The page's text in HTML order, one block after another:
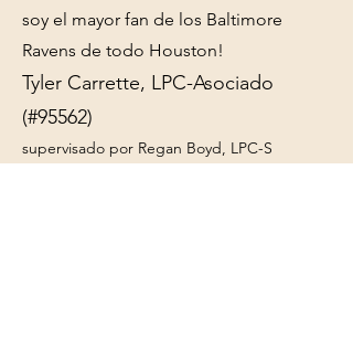
soy el mayor fan de los Baltimore
Ravens de todo Houston!
Tyler Carrette, LPC-Asociado
(#95562)
supervisado por Regan Boyd, LPC-S